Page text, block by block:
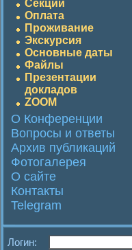
Секции
Оплата
Проживание
Экскурсия
Основные даты
Файлы
Презентации
докладов
ZOOM
О Конференции
Вопросы и ответы
Архив публикаций
Фотогалерея
О сайте
Контакты
Telegram
Логин: